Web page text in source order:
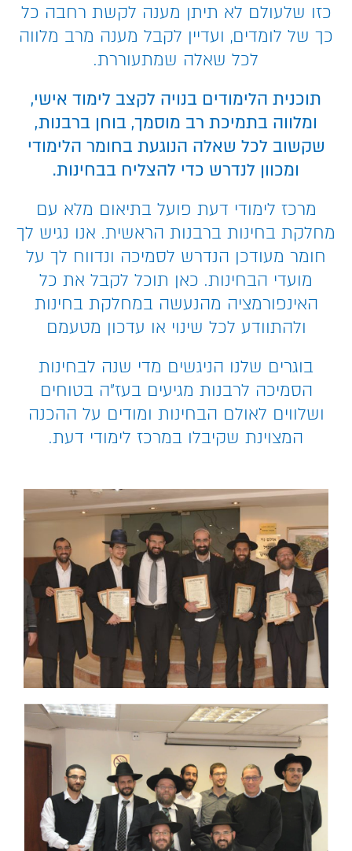
כזו שלעולם לא תיתן מענה לקשת רחבה כל
כך של לומדים, ועדיין לקבל מענה מרב מלווה
לכל שאלה שמתעוררת.
תוכנית הלימודים בנויה לקצב לימוד אישי,
ומלווה בתמיכת רב מוסמך, בוחן ברבנות,
שקשוב לכל שאלה הנוגעת בחומר הלימודי
ומכוון לנדרש כדי להצליח בבחינות.
מרכז לימודי דעת פועל בתיאום מלא עם
מחלקת בחינות ברבנות הראשית. אנו נגיש לך
חומר מעודכן הנדרש לסמיכה ונדווח לך על
מועדי הבחינות. כאן תוכל לקבל את כל
האינפורמציה מהנעשה במחלקת בחינות
ולהתוודע לכל שינוי או עדכון מטעמם
בוגרים שלנו הניגשים מדי שנה לבחינות
הסמיכה לרבנות מגיעים בעז"ה בטוחים
ושלווים לאולם הבחינות ומודים על ההכנה
המצוינת שקיבלו במרכז לימודי דעת.